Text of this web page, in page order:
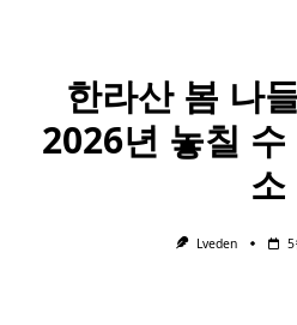
한라산 봄 나
2026년 놓칠
소
Lveden 5